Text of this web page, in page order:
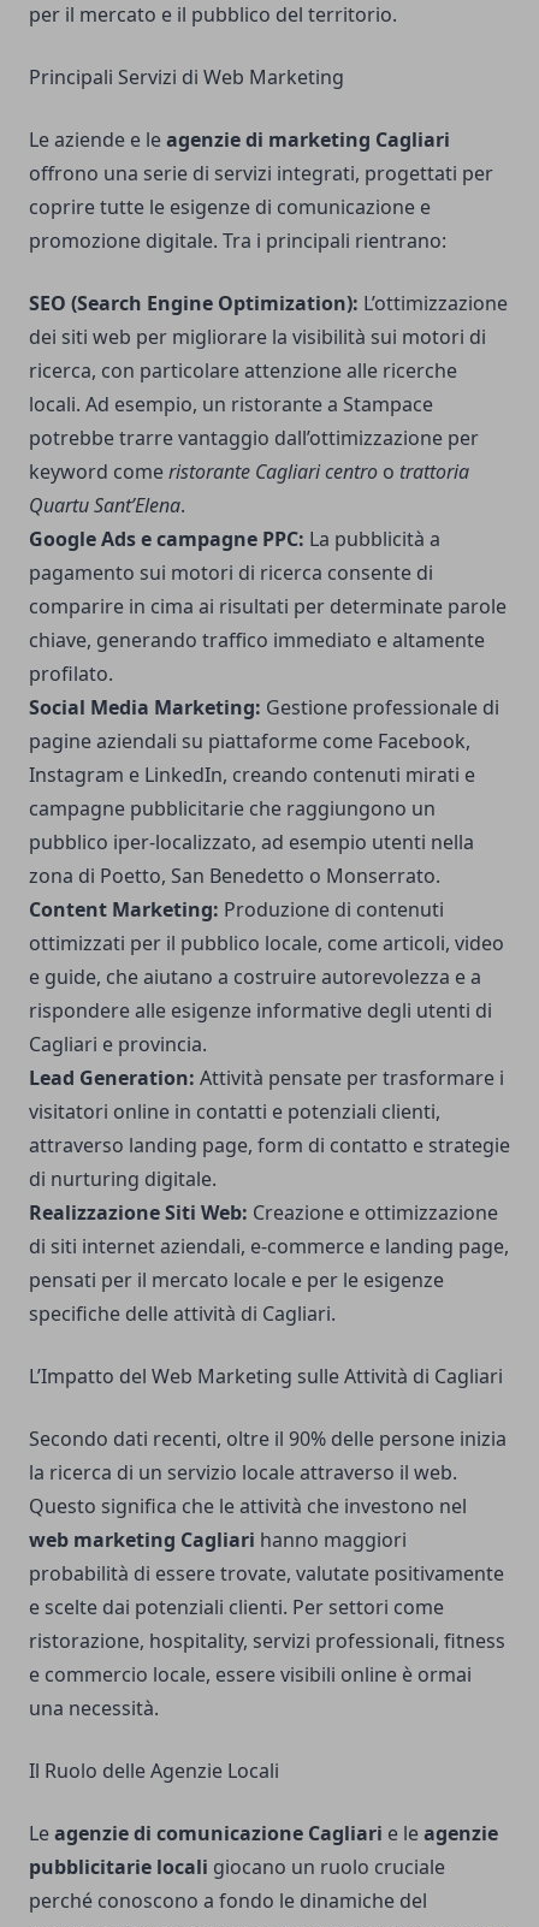
per il mercato e il pubblico del territorio.
Principali Servizi di Web Marketing
Le aziende e leagenzie di marketing Cagliari
offrono una serie di servizi integrati, progettati per
coprire tutte le esigenze di comunicazione e
promozione digitale. Tra i principali rientrano:
SEO (Search Engine Optimization): L’ottimizzazione
dei siti web per migliorare la visibilità sui motori di
ricerca, con particolare attenzione alle ricerche
locali. Ad esempio, un ristorante a Stampace
potrebbe trarre vantaggio dall’ottimizzazione per
keyword comeristorante Cagliari centro o trattoria
Quartu Sant’Elena.
Google Ads e campagne PPC: La pubblicità a
pagamento sui motori di ricerca consente di
comparire in cima ai risultati per determinate parole
chiave, generando traffico immediato e altamente
profilato.
Social Media Marketing: Gestione professionale di
pagine aziendali su piattaforme come Facebook,
Instagram e LinkedIn, creando contenuti mirati e
campagne pubblicitarie che raggiungono un
pubblico iper-localizzato, ad esempio utenti nella
zona di Poetto, San Benedetto o Monserrato.
Content Marketing: Produzione di contenuti
ottimizzati per il pubblico locale, come articoli, video
e guide, che aiutano a costruire autorevolezza e a
rispondere alle esigenze informative degli utenti di
Cagliari e provincia.
Lead Generation: Attività pensate per trasformare i
visitatori online in contatti e potenziali clienti,
attraverso landing page, form di contatto e strategie
di nurturing digitale.
Realizzazione Siti Web: Creazione e ottimizzazione
di siti internet aziendali, e-commerce e landing page,
pensati per il mercato locale e per le esigenze
specifiche delle attività di Cagliari.
L’Impatto del Web Marketing sulle Attività di Cagliari
Secondo dati recenti, oltre il 90% delle persone inizia
la ricerca di un servizio locale attraverso il web.
Questo significa che le attività che investono nel
web marketing Cagliari hanno maggiori
probabilità di essere trovate, valutate positivamente
e scelte dai potenziali clienti. Per settori come
ristorazione, hospitality, servizi professionali, fitness
e commercio locale, essere visibili online è ormai
una necessità.
Il Ruolo delle Agenzie Locali
Leagenzie di comunicazione Cagliari e leagenzie
pubblicitarie locali giocano un ruolo cruciale
perché conoscono a fondo le dinamiche del